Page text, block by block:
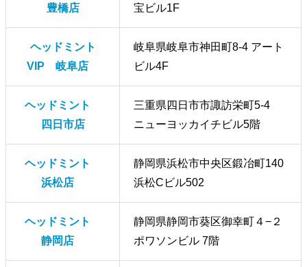
豊橋店 宝ビル1F
ヘッドミント
VIP 岐阜店
岐阜県岐阜市神田町8-4 アート
ビル4F
ヘッドミント
四日市店
三重県四日市市諏訪栄町5-4
ニューヨッカイチビル5階
ヘッドミント
浜松店
静岡県浜松市中央区鍛冶町140
浜松Cビル502
ヘッドミント
静岡店
静岡県静岡市葵区御幸町４−２
ポワソンビル 7階